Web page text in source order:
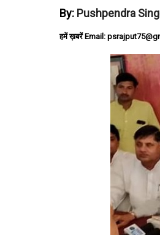
By: Pushpendra
हमें ख़बरें Email: